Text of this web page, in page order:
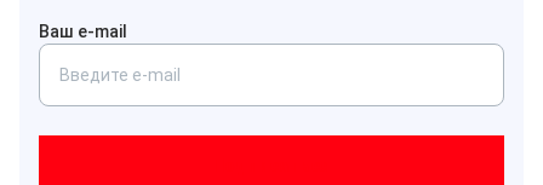
Ваш e-mail